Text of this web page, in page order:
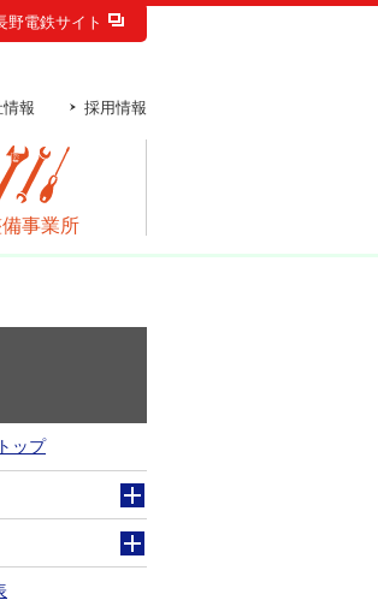
報 採用情報
事業所
野電鉄サイト
ップ